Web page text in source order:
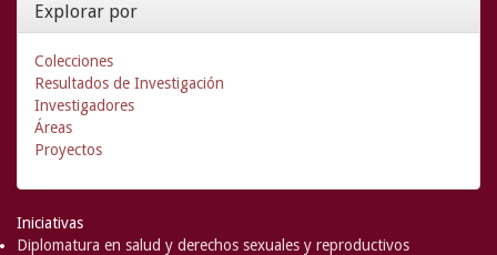
Explorar por
Colecciones
Resultados de Investigación
Investigadores
Áreas
Proyectos
Iniciativas
Diplomatura en salud y derechos sexuales y reproductivos